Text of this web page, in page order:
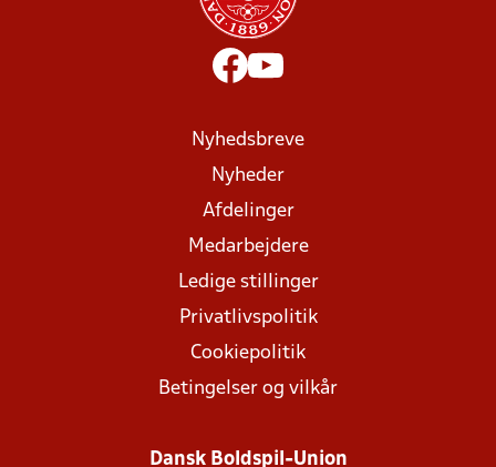
Nyhedsbreve
Nyheder
Afdelinger
Medarbejdere
Ledige stillinger
Privatlivspolitik
Cookiepolitik
Betingelser og vilkår
Dansk Boldspil-Union